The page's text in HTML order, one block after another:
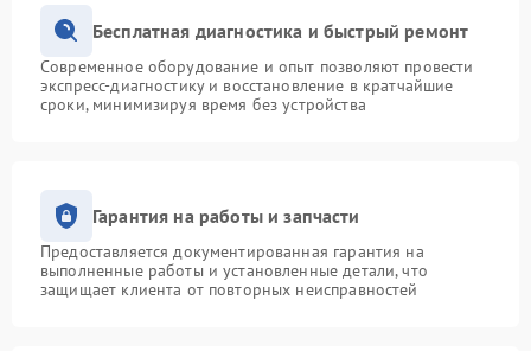
Бесплатная диагностика и быстрый ремонт
Современное оборудование и опыт позволяют провести
экспресс-диагностику и восстановление в кратчайшие
сроки, минимизируя время без устройства
Гарантия на работы и запчасти
Предоставляется документированная гарантия на
выполненные работы и установленные детали, что
защищает клиента от повторных неисправностей